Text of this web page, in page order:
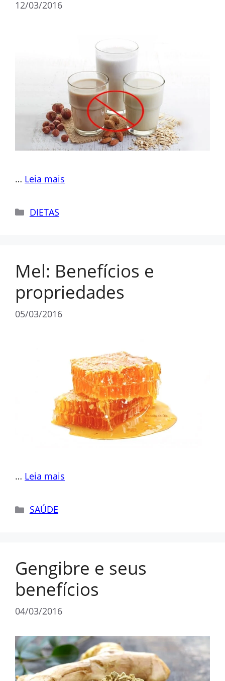
12/03/2016
… Leia mais
Categorias
DIETAS
Mel: Benefícios e
propriedades
05/03/2016
… Leia mais
Categorias
SAÚDE
Gengibre e seus
benefícios
04/03/2016